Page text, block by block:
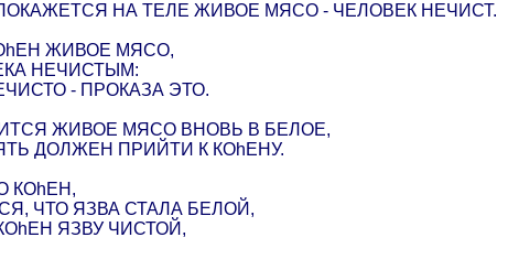
НА ТЕЛЕ ЖИВОЕ МЯСО - ЧЕЛОВЕК НЕЧИСТ.
ЖИВОЕ МЯСО,
НЕЧИСТЫМ:
- ПРОКАЗА ЭТО.
ЖИВОЕ МЯСО ВНОВЬ В БЕЛОЕ,
ДОЛЖЕН ПРИЙТИ К КОhЕНУ.
КОhЕН,
ЧТО ЯЗВА СТАЛА БЕЛОЙ,
ЯЗВУ ЧИСТОЙ,